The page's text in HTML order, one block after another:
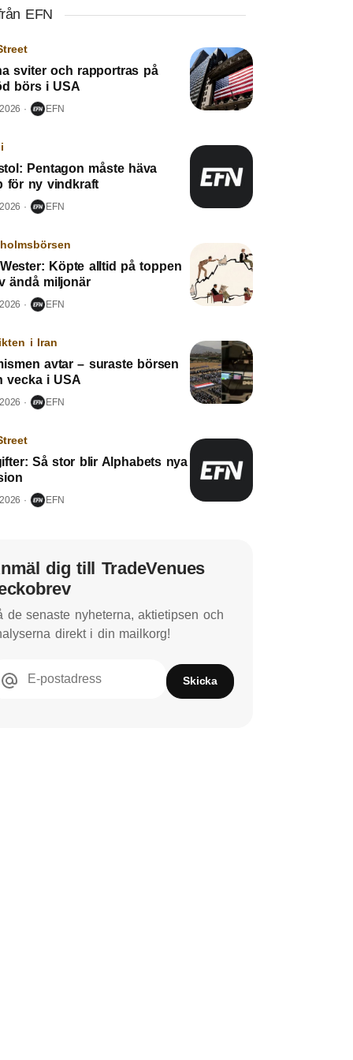
EFN
sviter och rapportras på
börs i USA
EFN
Pentagon måste häva
för ny vindkraft
EFN
Köpte alltid på toppen
ändå miljonär
EFN
i Iran
avtar – suraste börsen
vecka i USA
EFN
Så stor blir Alphabets nya
EFN
dig till TradeVenues
de senaste nyheterna, aktietipsen och
direkt i din mailkorg!
E-postadress Skicka